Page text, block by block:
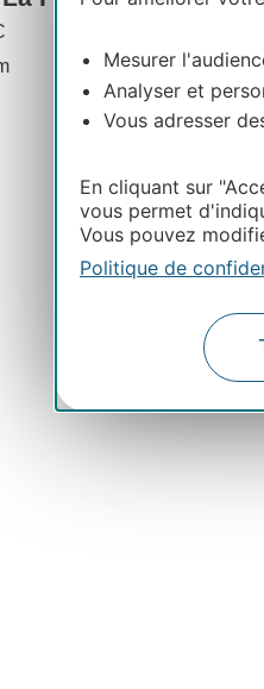
Mesurer
Analyser et
Vous adresser
En cliquant sur
vous permet
Vous pouvez
Politique de
4